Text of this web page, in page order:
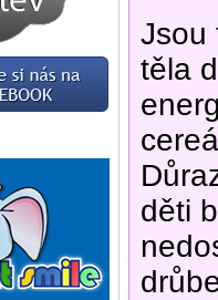
Jsou
těla
děti